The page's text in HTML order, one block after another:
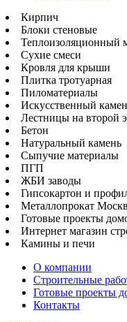
Кирпич
Блоки стеновые
Теплоизоляционный
Сухие смеси
Кровля для крыши
Плитка тротуарная
Пиломатериалы
Искусственный
Лестницы на второй
Бетон
Натуральный камень
Сыпучие материалы
ПГП
ЖБИ заводы
Гипсокартон и
Металлопрокат
Готовые проекты
Интернет магазин
Камины и печи
О компании
Строительные
Готовые проекты
Контакты